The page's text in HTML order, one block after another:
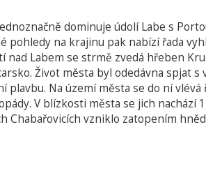
dominuje údolí Labe s
pohledy na krajinu pak nabízí řada
Labem se strmě zvedá hřeben
Život města byl odedávna spjat s
Na území města se do ní vlévá
V blízkosti města se jich nachází
Chabařovicích vzniklo zatopením